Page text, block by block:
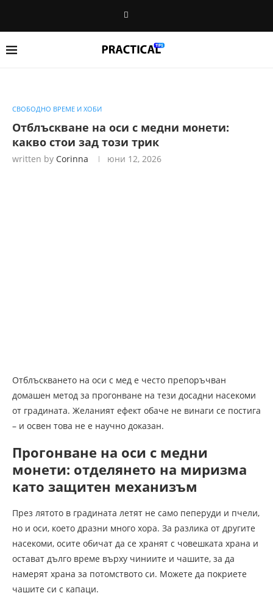
СВОБОДНО ВРЕМЕ И ХОБИ
Отблъскване на оси с медни монети:
какво стои зад този трик
written by Corinna юни 12, 2026
Отблъскването на оси с мед е често препоръчван
домашен метод за прогонване на тези досадни насекоми
от градината. Желаният ефект обаче не винаги се постига
– и освен това не е научно доказан.
Прогонване на оси с медни
монети: отделянето на миризма
като защитен механизъм
През лятото в градината летят не само пеперуди и пчели,
но и оси, което дразни много хора. За разлика от другите
насекоми, осите обичат да се хранят с човешката храна и
остават дълго време върху чиниите и чашите, за да
намерят храна за потомството си. Можете да покриете
чашите си с капаци.